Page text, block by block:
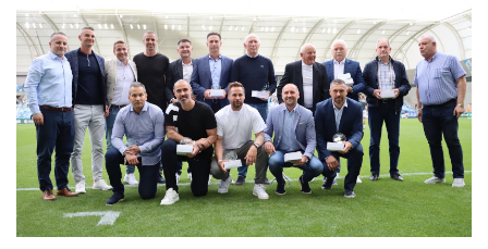
HÍREK
CSAPATOK
MÉRKŐZÉSEK
KLUB
GALÉRIA
SZURKOLÓI ÉLMÉNYEK